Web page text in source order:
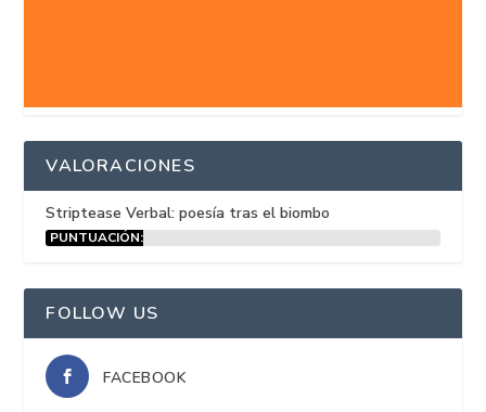
VALORACIONES
Striptease Verbal: poesía tras el biombo
PUNTUACIÓN:
FOLLOW US
FACEBOOK